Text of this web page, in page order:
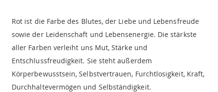
Rot ist die Farbe des Blutes, der Liebe und Lebensfreude
sowie der Leidenschaft und Lebensenergie. Die stärkste
aller Farben verleiht uns Mut, Stärke und
Entschlussfreudigkeit. Sie steht außerdem
Körperbewusstsein, Selbstvertrauen, Furchtlosigkeit, Kraft,
Durchhaltevermögen und Selbständigkeit.